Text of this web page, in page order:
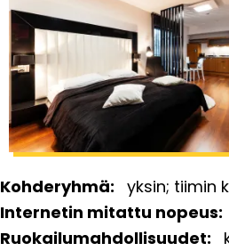
Kohderyhmä yksin tiimin
Internetin mitattu nopeus
Ruokailumahdollisuudet